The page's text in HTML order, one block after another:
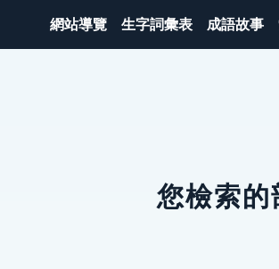
網站導覽 生字詞彙表 成語故事
您檢索的